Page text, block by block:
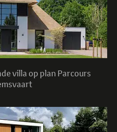
villa op plan Parcours